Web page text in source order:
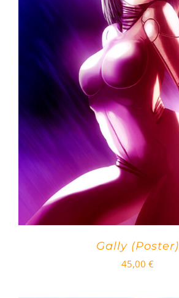
Gally (Poster)
45,00 €